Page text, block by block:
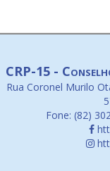
CRP-15 -
Rua Coronel Murilo
Fone: (82)